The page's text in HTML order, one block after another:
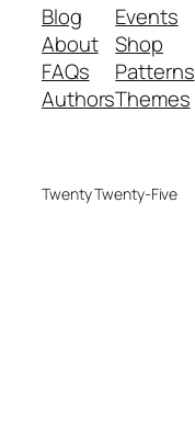
Blog
About
FAQs
Authors
Events
Shop
Patterns
Themes
Twenty Twenty-Five